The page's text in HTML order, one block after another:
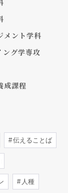
メント学科
ング学専攻
成課程
伝えることば
人種